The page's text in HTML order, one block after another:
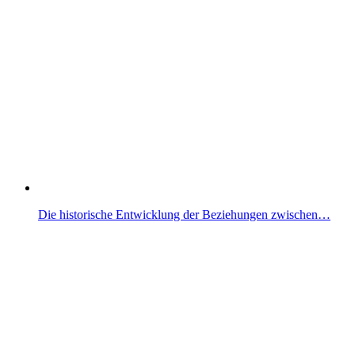
Die historische Entwicklung der Beziehungen zwischen…